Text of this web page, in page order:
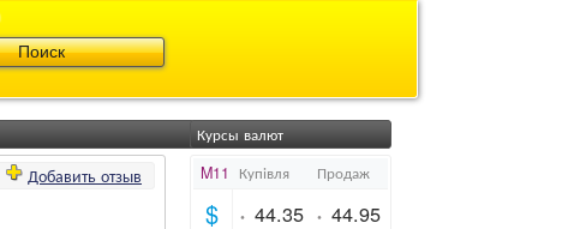
Добавить отзыв
Курсы валют